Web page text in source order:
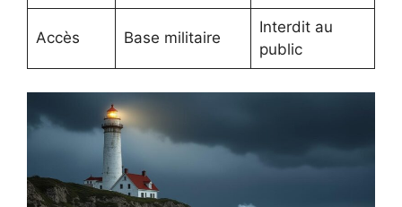
Accès Base militaire
Interdit au
public